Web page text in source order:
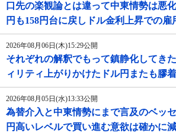
口先の楽観論とは違って中東情勢は悪
円も158円台に戻しドル金利上昇での雇
2026年08月06日(木)15:29公開
それぞれの解釈でもって鎮静化してき
ィリティ上がりかけたドル円またも膠着
2026年08月05日(水)13:33公開
為替介入と中東情勢にまで言及のベッ
円高いレベルで買い進む意欲は確かに